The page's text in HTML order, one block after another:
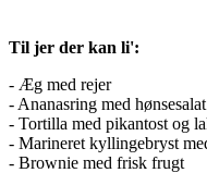
Til jer der kan li':
- Æg med rejer
- Ananasring med hønsesalat
- Tortilla med pikantost og
- Marineret kyllingebryst
- Brownie med frisk frugt